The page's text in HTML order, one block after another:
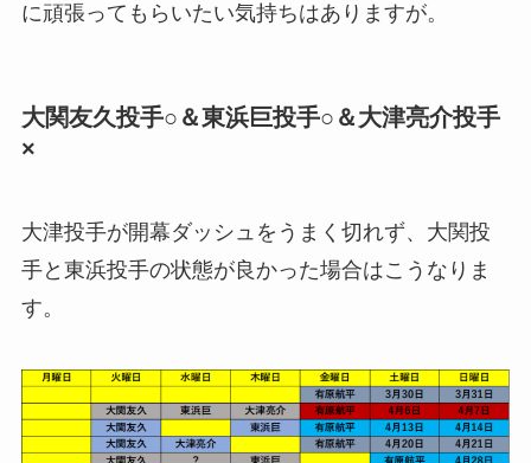
に頑張ってもらいたい気持ちはありますが。
大関友久投手○＆東浜巨投手○＆大津亮介投手
×
大津投手が開幕ダッシュをうまく切れず、大関投
手と東浜投手の状態が良かった場合はこうなりま
す。